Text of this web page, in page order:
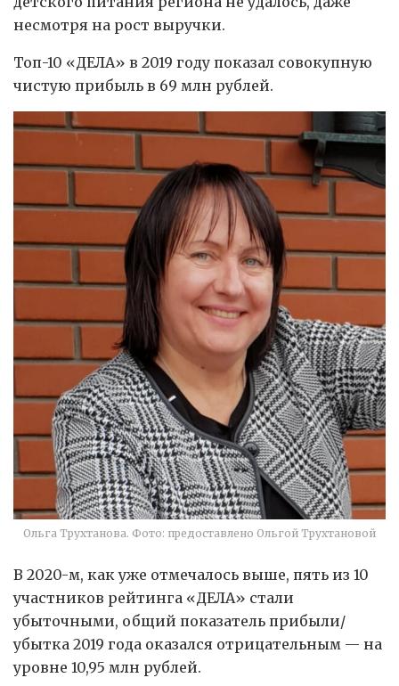
несмотря на рост выручки.
Топ-10 «ДЕЛА» в 2019 году показал совокупную
чистую прибыль в 69 млн рублей.
Ольга Трухтанова. Фото: предоставлено Ольгой Трухтановой
В 2020-м, как уже отмечалось выше, пять из 10
участников рейтинга «ДЕЛА» стали
убыточными, общий показатель прибыли/
убытка 2019 года оказался отрицательным — на
уровне 10,95 млн рублей.